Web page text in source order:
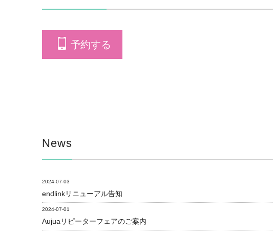
予約する
News
2024-07-03
endlinkリニューアル告知
2024-07-01
Aujuaリピーターフェアのご案内